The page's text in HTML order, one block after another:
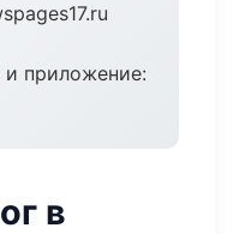
и приложение:
в